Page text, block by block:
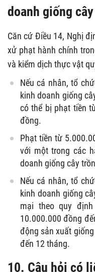
doanh giống
Căn cứ Điều 14, Nghị
xử phạt hành chính
và kiểm dịch thực vật
Nếu cá nhân, tổ
kinh doanh giống
có thể bị phạt tiền
đồng.
Phạt tiền từ
với một trong các
doanh giống cây
Nếu cá nhân, tổ
kinh doanh giống
mại theo quy
10.000.000 đồng
động sản xuất
đến 12 tháng.
10. Câu hỏi có